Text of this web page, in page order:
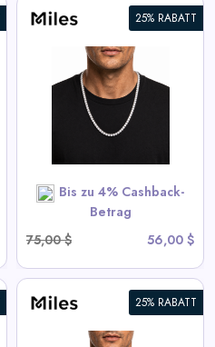
25% RABATT
Bis zu 4% Cashback-
Betrag
75,00 $
56,00 $
25% RABATT